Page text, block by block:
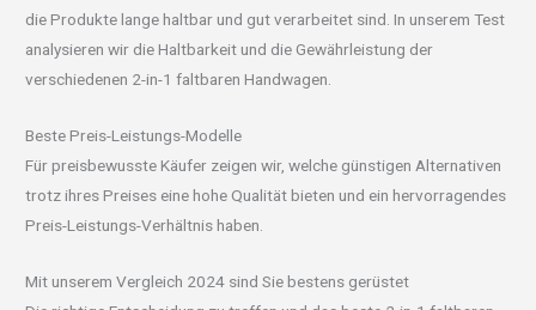
die Produkte lange haltbar und gut verarbeitet sind. In unserem Test
analysieren wir die Haltbarkeit und die Gewährleistung der
verschiedenen 2-in-1 faltbaren Handwagen.
Beste Preis-Leistungs-Modelle
Für preisbewusste Käufer zeigen wir, welche günstigen Alternativen
trotz ihres Preises eine hohe Qualität bieten und ein hervorragendes
Preis-Leistungs-Verhältnis haben.
Mit unserem Vergleich 2024 sind Sie bestens gerüstet